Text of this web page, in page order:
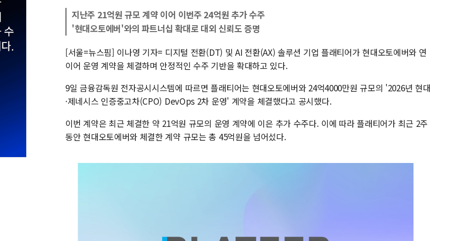
지난주 21억원 규모 계약 이어 이번주 24억원 추가 수주
'현대오토에버'와의 파트너십 확대로 대외 신뢰도 증명
[서울=뉴스핌] 이나영 기자= 디지털 전환(DT) 및 AI 전환(AX) 솔루션 기업 플래티어가 현대오토에버와 연
이어 운영 계약을 체결하며 안정적인 수주 기반을 확대하고 있다.
9일 금융감독원 전자공시시스템에 따르면 플래티어는 현대오토에버와 24억4000만원 규모의 '2026년 현대
·제네시스 인증중고차(CPO) DevOps 2차 운영' 계약을 체결했다고 공시했다.
이번 계약은 최근 체결한 약 21억원 규모의 운영 계약에 이은 추가 수주다. 이에 따라 플래티어가 최근 2주
동안 현대오토에버와 체결한 계약 규모는 총 45억원을 넘어섰다.